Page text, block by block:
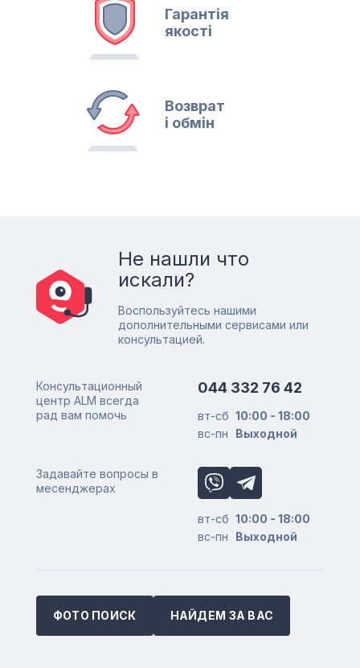
Гарантія
якості
Возврат
і обмін
Не нашли что
искали?
Воспользуйтесь нашими
дополнительными сервисами или
консультацией.
Консультационный
центр ALM всегда
рад вам помочь
044 332 76 42
вт-сб 10:00 - 18:00
вс-пн
Выходной
Задавайте вопросы в
месенджерах
вт-сб 10:00 - 18:00
вс-пн
Выходной
ФОТО ПОИСК НАЙДЕМ ЗА ВАС